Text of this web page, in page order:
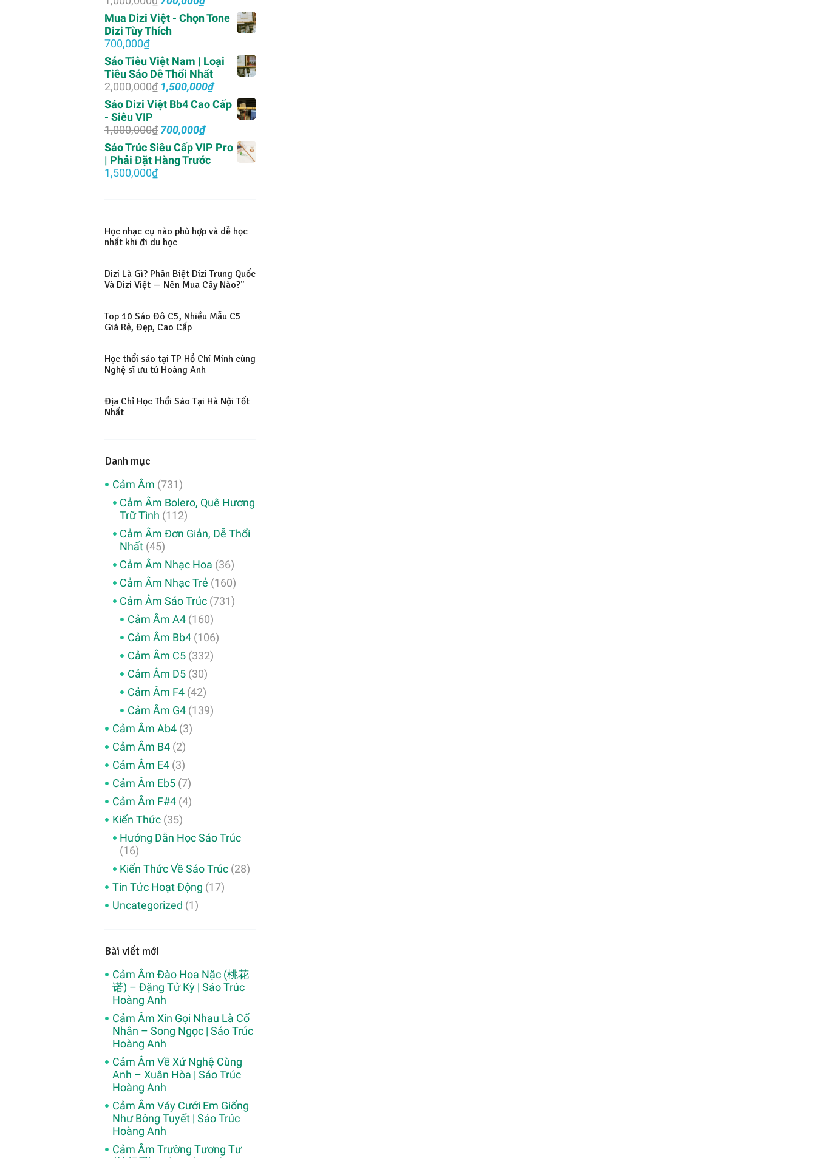
gốc
là:
1,000,000₫.
hiện
tại
Mua Dizi Việt - Chọn Tone
Dizi Tùy Thích
700,000₫
Sáo Tiêu Việt Nam | Loại
Tiêu Sáo Dễ Thổi Nhất
2,000,000₫ Giá
gốc
là:
2,000,000₫.
1,500,000₫Giá
hiện
tại
Sáo Dizi Việt Bb4 Cao Cấp
- Siêu VIP
1,000,000₫ Giá
gốc
là:
1,000,000₫.
700,000₫Giá
hiện
tại
là:
Sáo Trúc Siêu Cấp VIP Pro
| Phải Đặt Hàng Trước
1,500,000₫
Học nhạc cụ nào phù hợp và dễ học
nhất khi đi du học
Dizi Là Gì? Phân Biệt Dizi Trung Quốc
Và Dizi Việt — Nên Mua Cây Nào?"
Top 10 Sáo Đô C5, Nhiều Mẫu C5
Giá Rẻ, Đẹp, Cao Cấp
Học thổi sáo tại TP Hồ Chí Minh cùng
Nghệ sĩ ưu tú Hoàng Anh
Địa Chỉ Học Thổi Sáo Tại Hà Nội Tốt
Nhất
Danh mục
Cảm Âm (731)
Cảm Âm Bolero, Quê Hương
Trữ Tình (112)
Cảm Âm Đơn Giản, Dễ Thổi
Nhất (45)
Cảm Âm Nhạc Hoa (36)
Cảm Âm Nhạc Trẻ (160)
Cảm Âm Sáo Trúc (731)
Cảm Âm A4(160)
Cảm Âm Bb4(106)
Cảm Âm C5(332)
Cảm Âm D5(30)
Cảm Âm F4(42)
Cảm Âm G4(139)
Cảm Âm Ab4(3)
Cảm Âm B4(2)
Cảm Âm E4(3)
Cảm Âm Eb5(7)
Cảm Âm F#4(4)
Kiến Thức(35)
Hướng Dẫn Học Sáo Trúc
(16)
Kiến Thức Về Sáo Trúc (28)
Tin Tức Hoạt Động (17)
Uncategorized (1)
Bài viết mới
Cảm Âm Đào Hoa Nặc (桃花
诺) – Đặng Tử Kỳ | Sáo Trúc
Hoàng Anh
Cảm Âm Xin Gọi Nhau Là Cố
Nhân – Song Ngọc | Sáo Trúc
Hoàng Anh
Cảm Âm Về Xứ Nghệ Cùng
Anh – Xuân Hòa | Sáo Trúc
Hoàng Anh
Cảm Âm Váy Cưới Em Giống
Như Bông Tuyết | Sáo Trúc
Hoàng Anh
Cảm Âm Trường Tương Tư